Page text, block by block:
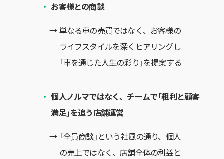
お客様との商談
単なる車の売買ではなく、お客様の
ライフスタイルを深くヒアリングし
「車を通じた人生の彩り」を提案する
個人ノルマではなく、チームで「粗利と顧客
満足」を追う店舗運営
「全員商談」という社風の通り、個人
の売上ではなく、店舗全体の利益と